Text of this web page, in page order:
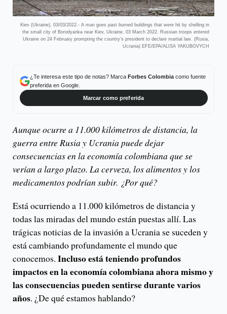
Kiev (Ukraine), 03/03/2022.- A man goes past burned buildings that were hit by shelling in
the small city of Borodyanka near Kiev, Ukraine, 03 March 2022. Russian troops entered
Ukraine on 24 February prompting the country's president to declare martial law. (Rusia,
Ucrania) EFE/EPA/ALISA YAKUBOVYCH
¿Te interesa este tipo de notas? Marca Forbes Colombiacomo fuente
preferida en Google.
Marcar como preferida
Aunque ocurre a 11.000 kilómetros de distancia, la
guerra entre Rusia y Ucrania puede dejar
consecuencias en la economía colombiana que se
verían a largo plazo. La cerveza, los alimentos y los
medicamentos podrían subir. ¿Por qué?
Está ocurriendo a 11.000 kilómetros de distancia y
todas las miradas del mundo están puestas allí. Las
trágicas noticias de la invasión a Ucrania se suceden y
está cambiando profundamente el mundo que
conocemos. Incluso está teniendo profundos
impactos en la economía colombiana ahora mismo y
las consecuencias pueden sentirse durante varios
años. ¿De qué estamos hablando?